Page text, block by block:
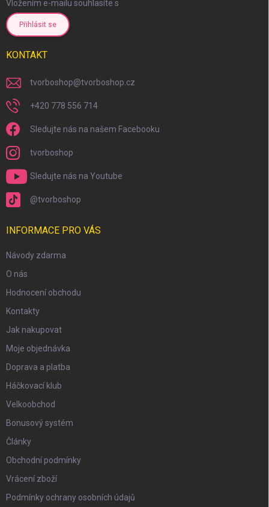
Vložením e-mailu souhlasíte s
Přihlásit se
KONTAKT
tvorboshop@tvorboshop.cz
+420 778 556 714
Sledujte nás na našem Facebooku
tvorboshop
Sledujte nás na Youtube
@tvorboshop
INFORMACE PRO VÁS
Návody zdarma
O nás
Hodnocení obchodu
Kontakty
Jak nakupovat
Moje objednávka
Doprava a platba
Háčkovací klub
Velkoobchod
Bonusový systém
Články
Obchodní podmínky
Vrácení zboží
Podmínky ochrany osobních údajů